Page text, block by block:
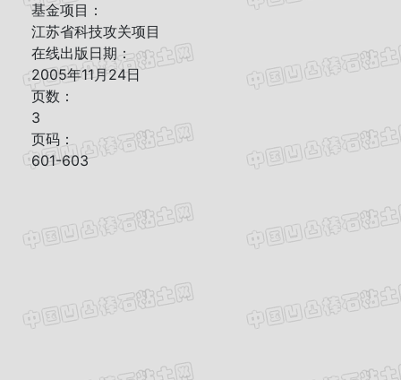
基金项目：
江苏省科技攻关项目
在线出版日期：
2005年11月24日
页数：
3
页码：
601-603